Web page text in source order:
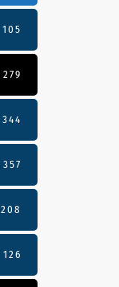
105
279
344
357
208
126